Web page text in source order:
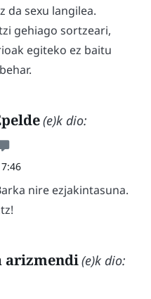
da sexu langilea.
gehiago sortzeari,
egiteko ez baitu
(e)k dio:
nire ezjakintasuna.
arizmendi(e)k dio: